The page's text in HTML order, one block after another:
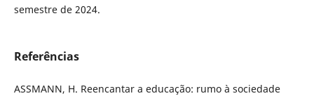
semestre de 2024.
Referências
ASSMANN, H. Reencantar a educação: rumo à sociedade